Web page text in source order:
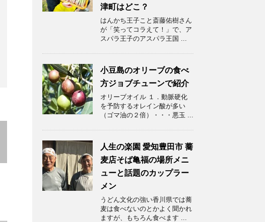
津町はどこ？
はんかち王子こと斎藤佑樹さん
が「笑ってコラえて！」で、ア
スパラ王子のアスパラ王国 ...
小豆島のオリーブの食べ
方ジョブチューンで紹介
オリーブオイル １．動脈硬化
を予防するオレイン酸が多い
（ゴマ油の２倍）・・・悪玉 ...
人生の楽園 愛知豊田市 蕎
麦店そば亀福の場所メニ
ューと話題のカップラー
メン
うどん文化の強い香川県では蕎
麦は食べないのとかよく聞かれ
ますが、もちろん食べます ...